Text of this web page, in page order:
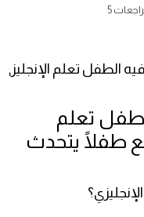
تعلم
طفلًا يتحدث